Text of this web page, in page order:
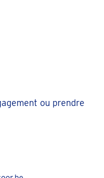
ou prendre